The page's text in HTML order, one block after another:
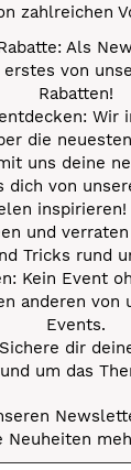
zahlreichen
Als
von
Rabatten!
Wir
die
uns deine
dich von
und
Tricks rund
Kein Event
anderen von
Events.
dir
um das
Neuheiten